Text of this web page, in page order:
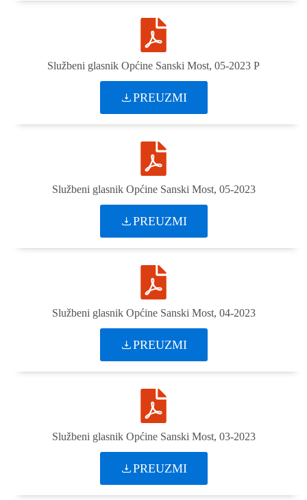
Službeni glasnik Općine Sanski Most, 05-2023 P
PREUZMI
Službeni glasnik Općine Sanski Most, 05-2023
PREUZMI
Službeni glasnik Općine Sanski Most, 04-2023
PREUZMI
Službeni glasnik Općine Sanski Most, 03-2023
PREUZMI